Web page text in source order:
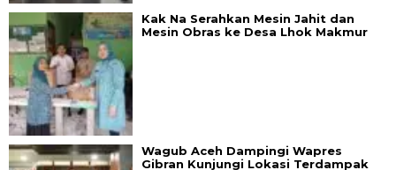
Kak Na Serahkan Mesin Jahit dan
Mesin Obras ke Desa Lhok Makmur
Wagub Aceh Dampingi Wapres
Gibran Kunjungi Lokasi Terdampak